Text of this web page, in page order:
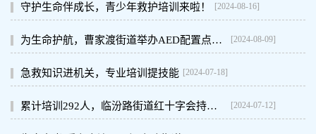
守护生命伴成长，青少年救护培训来啦！ [2024-08-16]
为生命护航，曹家渡街道举办AED配置点位人员救护专项培训 [2024-08-09]
急救知识进机关，专业培训提技能 [2024-07-18]
累计培训292人，临汾路街道红十字会持续开展救护培训 [2024-07-12]